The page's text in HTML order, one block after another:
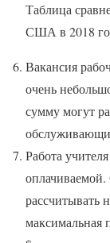
Таблица
США в 2018
Вакансия
очень
сумму могут
Работа
рассчитывать
максимальная